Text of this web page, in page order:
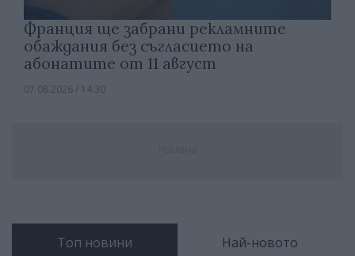
Франция ще забрани рекламните
обаждания без съгласието на
абонатите от 11 август
07.08.2026 / 14:30
Топ новини Най-новото